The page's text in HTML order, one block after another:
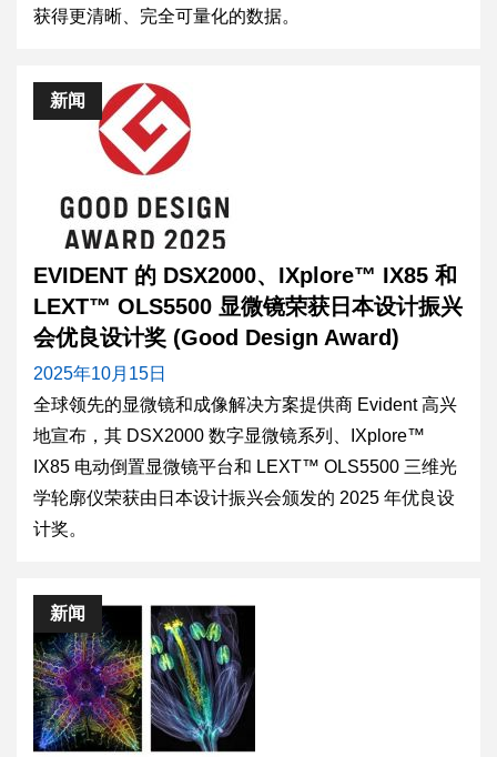
获得更清晰、完全可量化的数据。
新闻
EVIDENT 的 DSX2000、IXplore™ IX85 和
LEXT™ OLS5500 显微镜荣获日本设计振兴
会优良设计奖 (Good Design Award)
2025年10月15日
全球领先的显微镜和成像解决方案提供商 Evident 高兴
地宣布，其 DSX2000 数字显微镜系列、IXplore™
IX85 电动倒置显微镜平台和 LEXT™ OLS5500 三维光
学轮廓仪荣获由日本设计振兴会颁发的 2025 年优良设
计奖。
新闻